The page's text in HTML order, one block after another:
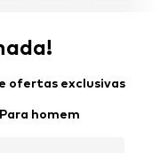
ofertas exclusivas
Para homem